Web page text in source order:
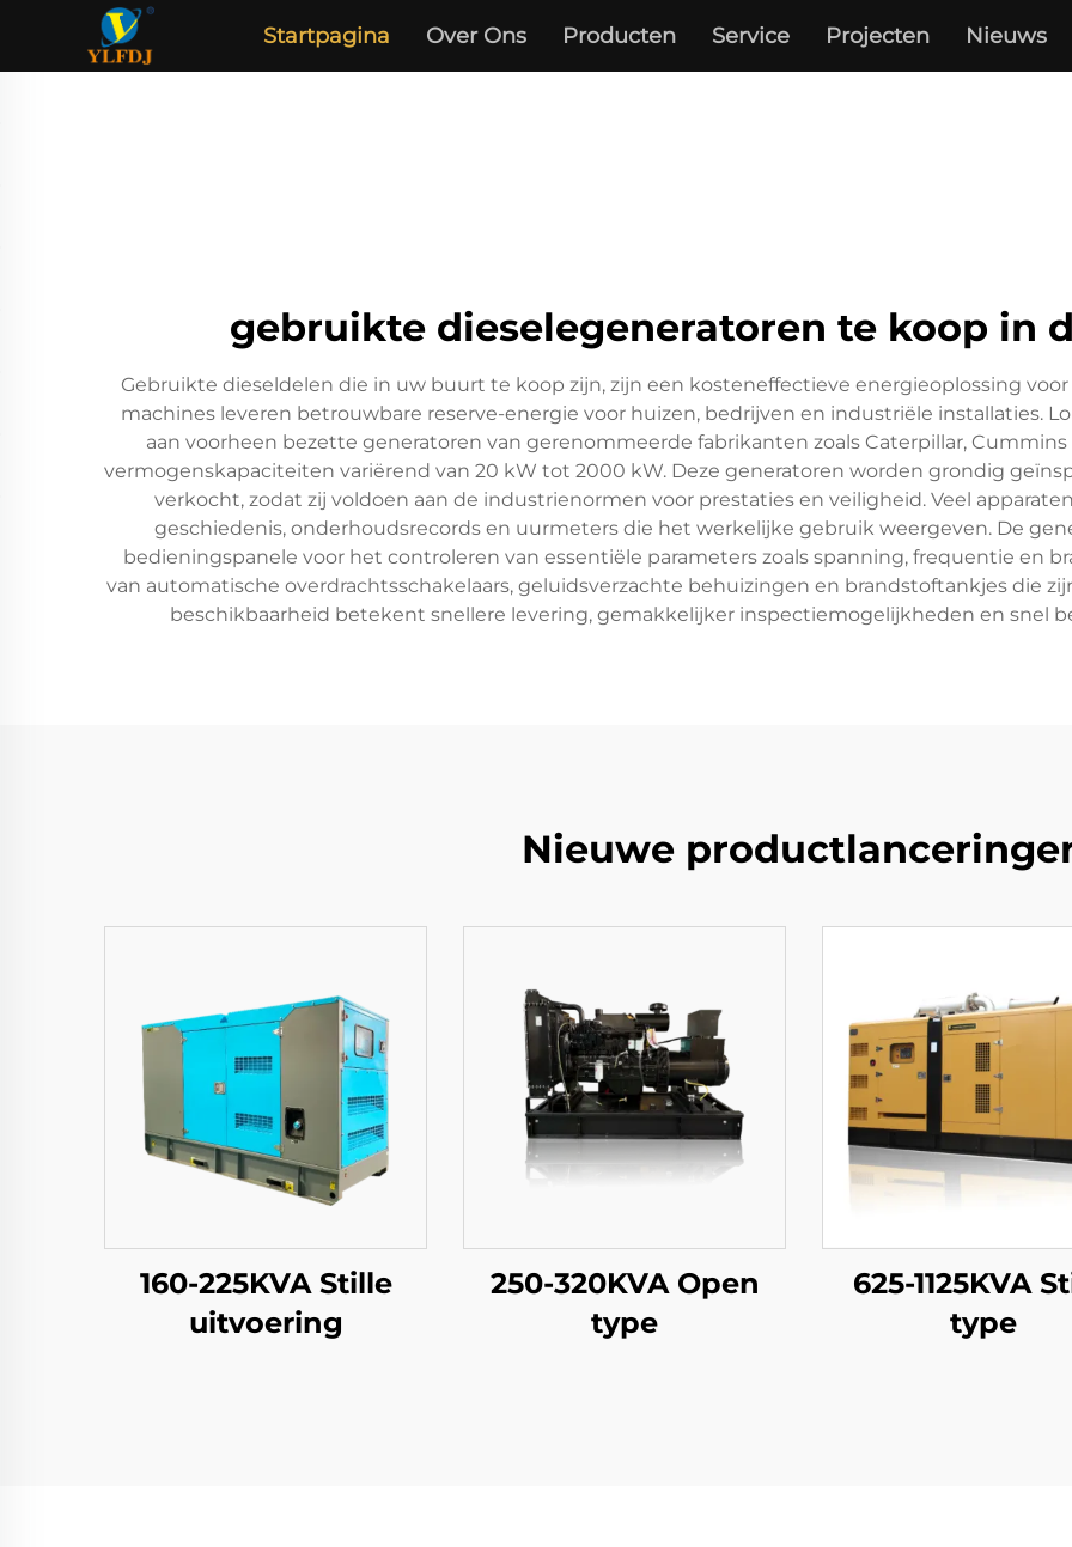
Startpagina Over Ons Producten Service Projecten Nieuws
gebruikte dieselegeneratoren te koop in
Gebruikte dieseldelen die in uw buurt te koop zijn, zijn een kosteneffectieve energieoplossing
machines leveren betrouwbare reserve-energie voor huizen, bedrijven en industriële installaties.
aan voorheen bezette generatoren van gerenommeerde fabrikanten zoals Caterpillar,
vermogenskapaciteiten variërend van 20 kW tot 2000 kW. Deze generatoren worden grondig
verkocht, zodat zij voldoen aan de industrienormen voor prestaties en veiligheid. Veel
geschiedenis, onderhoudsrecords en uurmeters die het werkelijke gebruik weergeven. De
bedieningspanele voor het controleren van essentiële parameters zoals spanning, frequentie en
van automatische overdrachtsschakelaars, geluidsverzachte behuizingen en brandstoftankjes die
beschikbaarheid betekent snellere levering, gemakkelijker inspectiemogelijkheden en snel
Nieuwe
160-225KVA Stille
uitvoering
250-320KVA Open
type
625-1125KVA
type